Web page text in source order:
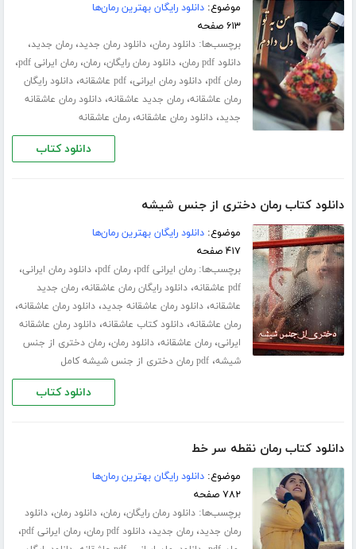
موضوع:دانلود رایگان بهترین رمان‌ها
۶۱۳ صفحه
برچسب‌ها:دانلود رمان،دانلود رمان جدید،رمان جدید،
دانلود pdf رمان ،دانلود رمان رایگان،رمان،رمان ایرانی pdf ،
رمان pdf ،دانلود رمان ایرانی،pdf عاشقانه ،دانلود رایگان
رمان عاشقانه،رمان جدید عاشقانه،دانلود رمان عاشقانه
جدید،دانلود رمان عاشقانه،رمان عاشقانه
دانلود کتاب
دانلود کتاب رمان دختری از جنس شیشه
موضوع:دانلود رایگان بهترین رمان‌ها
۴۱۷ صفحه
برچسب‌ها:رمان ایرانی pdf ،رمان pdf ،دانلود رمان ایرانی،
pdf عاشقانه ،دانلود رایگان رمان عاشقانه،رمان جدید
عاشقانه،دانلود رمان عاشقانه جدید،دانلود رمان عاشقانه،
رمان عاشقانه،دانلود کتاب عاشقانه،دانلود رمان عاشقانه
ایرانی،رمان عاشقانه،دانلود رمان،رمان دختری از جنس
شیشه،pdf رمان دختری از جنس شیشه کامل
دانلود کتاب
دانلود کتاب رمان نقطه سر خط
موضوع:دانلود رایگان بهترین رمان‌ها
۷۸۲ صفحه
برچسب‌ها:دانلود رمان رایگان،رمان،دانلود رمان،دانلود
رمان جدید،رمان جدید،دانلود pdf رمان ،رمان ایرانی pdf ،